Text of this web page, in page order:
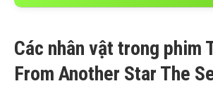
Các nhân vật trong phim
From Another Star The